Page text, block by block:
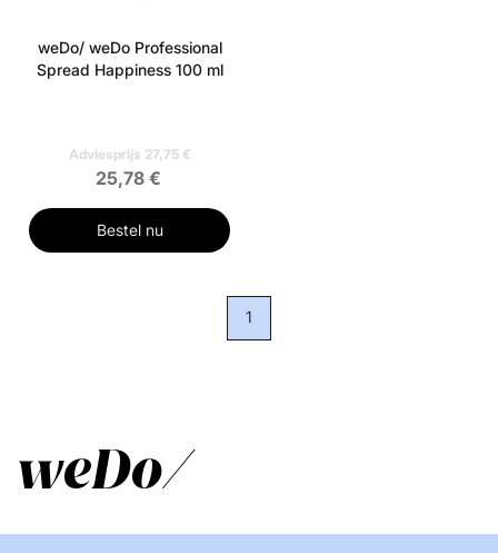
weDo/ weDo Professional
Spread Happiness 100 ml
Adviesprijs 27,75 €
25,78 €
Bestel nu
1
weDo/